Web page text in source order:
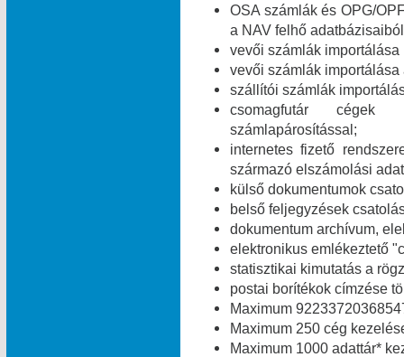
OSA számlák és OPG/
a NAV felhő
vevői számlák
vevői számlák
szállítói számlák
csomagfutár cégek
számlapárosítással;
internetes fizető
származó elszámolási
külső dokumentumok
belső feljegyzések
dokumentum archívum,
elektronikus emlékeztető
statisztikai kimutatás a
postai borítékok címzése
Maximum
Maximum 250 cég
Maximum 1000 adattár*